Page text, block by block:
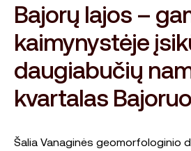
Bajorų lajos –
kaimynystėje
daugiabučių
kvartalas
Šalia Vanaginės geomorfologinio